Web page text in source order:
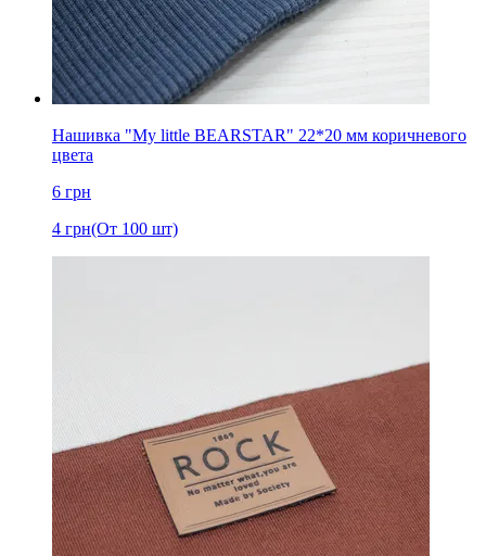
Нашивка "My little BEARSTAR" 22*20 мм коричневого
цвета
6 грн
4 грн(От 100 шт)